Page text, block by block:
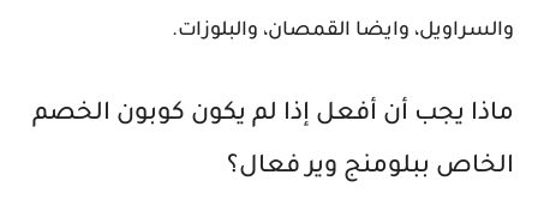
والسراويل، وايضا القمصان، والبلوزات.
ماذا يجب أن أفعل إذا لم يكون كوبون الخصم
الخاص ببلومنج وير فعال؟